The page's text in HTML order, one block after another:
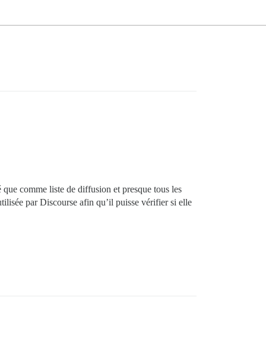
comme liste de diffusion et presque tous les
par Discourse afin qu’il puisse vérifier si elle